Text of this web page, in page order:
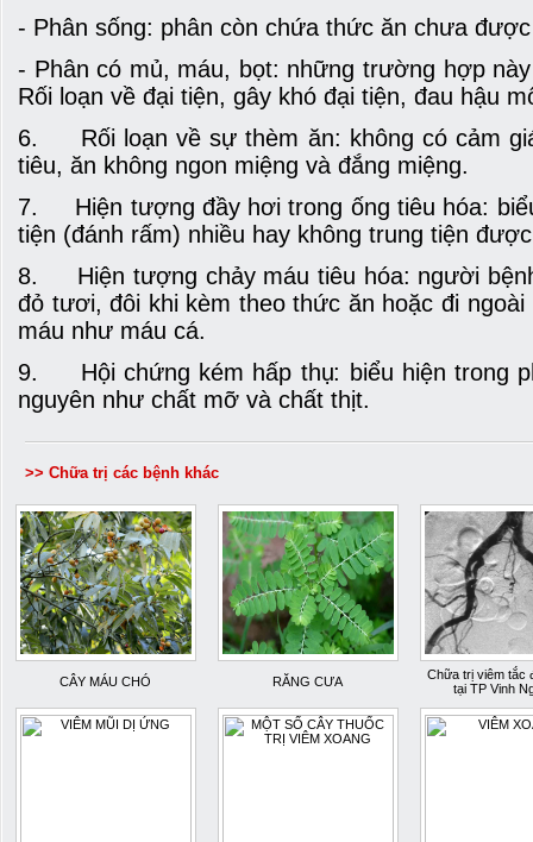
- Phân sống: phân còn chứa thức ăn chưa
- Phân có mủ, máu, bọt: những trường hợp
Rối loạn về đại tiện, gây khó đại tiện, đau hậu
6. Rối loạn về sự thèm ăn: không có cảm
tiêu, ăn không ngon miệng và đắng miệng.
7. Hiện tượng đầy hơi trong ống tiêu hóa:
tiện (đánh rấm) nhiều hay không trung tiện
8. Hiện tượng chảy máu tiêu hóa: người
đỏ tươi, đôi khi kèm theo thức ăn hoặc đi
máu như máu cá.
9. Hội chứng kém hấp thụ: biểu hiện trong
nguyên như chất mỡ và chất thịt.
>> Chữa trị các bệnh khác
CÂY MÁU CHÓ RĂNG CƯA
Chữa trị viêm tắc
tại TP Vinh